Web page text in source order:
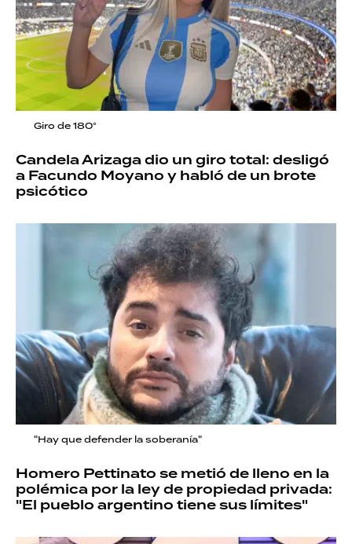
Giro de 180°
Candela Arizaga dio un giro total: desligó
a Facundo Moyano y habló de un brote
psicótico
"Hay que defender la soberanía"
Homero Pettinato se metió de lleno en la
polémica por la ley de propiedad privada:
"El pueblo argentino tiene sus límites"